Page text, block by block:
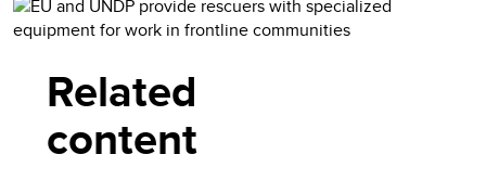
Related
content